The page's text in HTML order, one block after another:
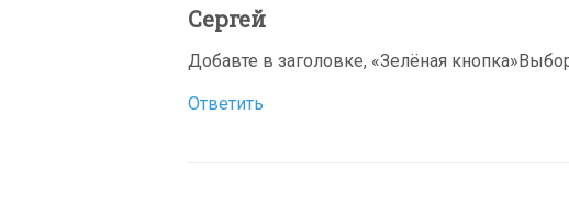
Сергей
Добавте в заголовке, «Зелёная
Ответить